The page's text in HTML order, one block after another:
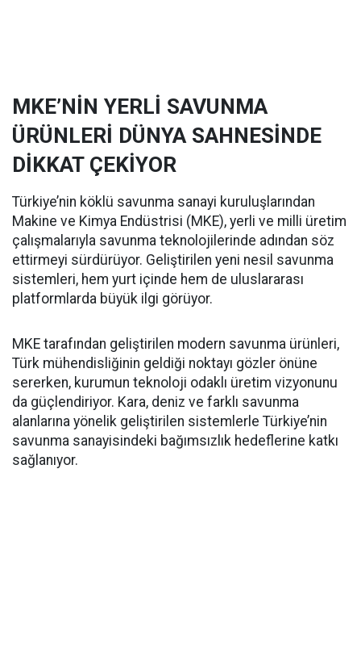
MKE’NİN YERLİ SAVUNMA
ÜRÜNLERİ DÜNYA SAHNESİNDE
DİKKAT ÇEKİYOR
Türkiye’nin köklü savunma sanayi kuruluşlarından
Makine ve Kimya Endüstrisi (MKE), yerli ve milli üretim
çalışmalarıyla savunma teknolojilerinde adından söz
ettirmeyi sürdürüyor. Geliştirilen yeni nesil savunma
sistemleri, hem yurt içinde hem de uluslararası
platformlarda büyük ilgi görüyor.
MKE tarafından geliştirilen modern savunma ürünleri,
Türk mühendisliğinin geldiği noktayı gözler önüne
sererken, kurumun teknoloji odaklı üretim vizyonunu
da güçlendiriyor. Kara, deniz ve farklı savunma
alanlarına yönelik geliştirilen sistemlerle Türkiye’nin
savunma sanayisindeki bağımsızlık hedeflerine katkı
sağlanıyor.